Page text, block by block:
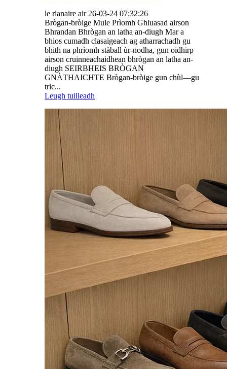
le rianaire air 26-03-24 07:32:26
Brògan-bròige Mule Prìomh Ghluasad airson
Bhrandan Bhrògan an latha an-diugh Mar a
bhios cumadh clasaigeach ag atharrachadh gu
bhith na phrìomh stàball ùr-nodha, gun oidhirp
airson cruinneachaidhean bhrògan an latha an-
diugh SEIRBHEIS BRÒGAN
GNÀTHAICHTE Brògan-bròige gun chùl—gu
tric...
Leugh tuilleadh